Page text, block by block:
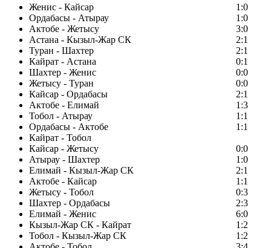
Женис - Кайсар
1:0
Ордабасы - Атырау
1:0
Актобе - Жетысу
3:0
Астана - Кызыл-Жар СК
2:1
Туран - Шахтер
2:1
Кайрат - Астана
0:1
Шахтер - Женис
0:0
Жетысу - Туран
0:0
Кайсар - Ордабасы
2:1
Актобе - Елимай
1:3
Тобол - Атырау
1:1
Ордабасы - Актобе
1:1
Кайрат - Тобол
Кайсар - Жетысу
0:0
Атырау - Шахтер
1:0
Елимай - Кызыл-Жар СК
2:1
Актобе - Кайсар
1:1
Жетысу - Тобол
0:3
Шахтер - Ордабасы
2:3
Елимай - Женис
6:0
Кызыл-Жар СК - Кайрат
1:2
Тобол - Кызыл-Жар СК
1:2